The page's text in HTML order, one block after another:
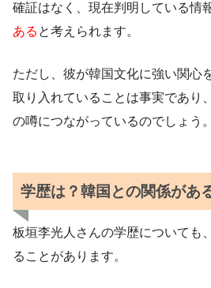
確証はなく、現在判明している情
ある と考えられます。
ただし、彼が韓国文化に強い関心
取り入れていることは事実であり
の噂につながっているのでしょう。
学歴は？韓国との関係があ
板垣李光人さんの学歴についても、
ることがあります。